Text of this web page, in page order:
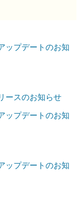
ップデートのお知
ースのお知らせ
ップデートのお知
ップデートのお知